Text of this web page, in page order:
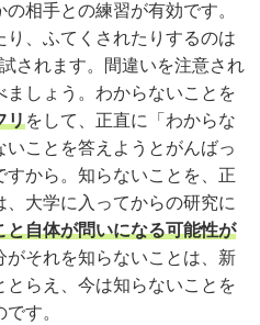
相手との練習が有効です。
、ふてくされたりするのは
されます。間違いを注意され
しょう。わからないことを
リをして、正直に「わからな
ことを答えようとがんばっ
から。知らないことを、正
大学に入ってからの研究に
と自体が問いになる可能性が
がそれを知らないことは、新
らえ、今は知らないことを
す。